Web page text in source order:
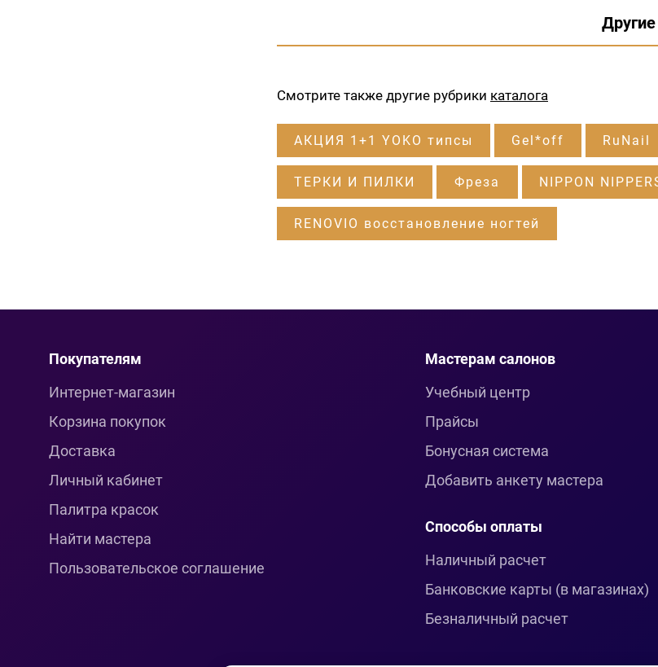
Смотрите также другие рубрики каталога
АКЦИЯ 1+1 YOKO типсы Gel*off RuNail
ТЕРКИ И ПИЛКИ Фреза NIPPON
RENOVIO восстановление ногтей
Покупателям
Интернет-магазин
Корзина покупок
Доставка
Личный кабинет
Палитра красок
Найти мастера
Пользовательское соглашение
Мастерам салонов
Учебный центр
Прайсы
Бонусная система
Добавить анкету мастера
Способы оплаты
Наличный расчет
Банковские карты (в магазинах)
Безналичный расчет